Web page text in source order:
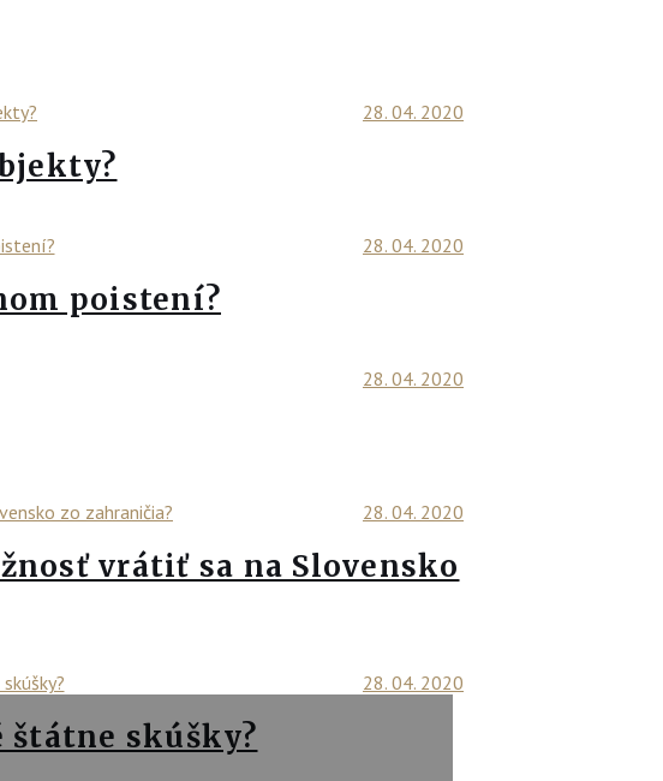
28. 04. 2020
28. 04. 2020
poistení?
28. 04. 2020
28. 04. 2020
vrátiť sa na Slovensko
28. 04. 2020
štátne skúšky?